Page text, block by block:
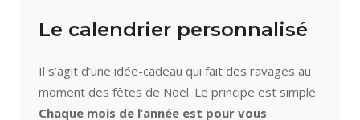
Le calendrier personnalisé
Il s’agit d’une idée-cadeau qui fait des ravages au
moment des fêtes de Noël. Le principe est simple.
Chaque mois de l’année est pour vous